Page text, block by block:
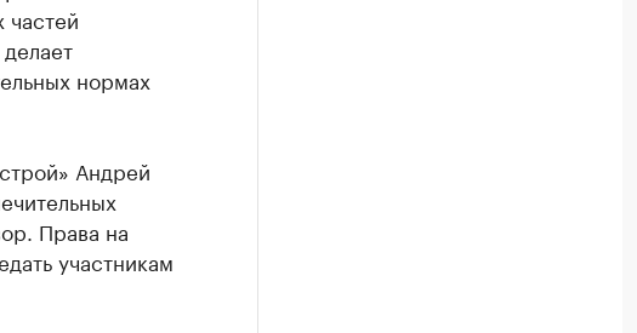
нормах
Андрей
Права на
участникам